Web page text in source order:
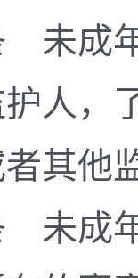
成年
人，
其他
成年